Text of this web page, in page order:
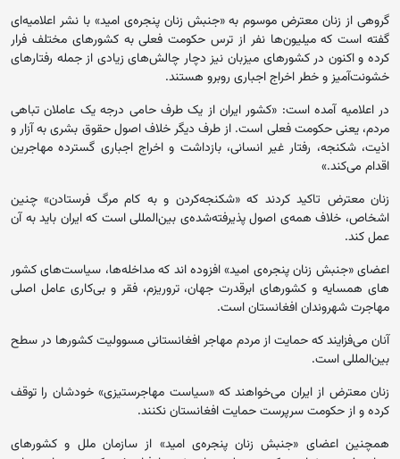
گروهی از زنان معترض موسوم به «جنبش زنان پنجره‌ی امید» با نشر اعلامیه‌ای
گفته است که میلیون‌ها نفر از ترس حکومت فعلی به کشورهای مختلف فرار
کرده و اکنون در کشورهای میزبان نیز دچار چالش‌های زیادی از جمله رفتارهای
خشونت‌آمیز و خطر اخراج اجباری روبرو هستند.
در اعلامیه‌ آمده است: «کشور ایران از یک طرف حامی درجه یک عاملان تباهی
مردم، یعنی حکومت فعلی است. از طرف دیگر خلاف اصول حقوق بشری به آزار و
اذیت، شکنجه، رفتار غیر انسانی، بازداشت و اخراج اجباری گسترده مهاجرین
اقدام می‌کند.»
زنان معترض تاکید کردند که «شکنجه‌کردن و به کام مرگ فرستادن» چنین
اشخاص، خلاف همه‌ی اصول پذیرفته‌شده‌ی بین‌المللی‌ است که ایران باید به آن
عمل کند.
اعضای «جنبش زنان پنجره‌ی امید» افزوده اند که مداخله‌ها، سیاست‌های کشور
های همسایه و کشورهای ابرقدرت جهان، تروریزم، فقر و بی‌کاری عامل اصلی
مهاجرت شهروندان افغانستان است.
آنان می‌فزایند که حمایت از مردم مهاجر افغانستانی مسوولیت کشورها در سطح
بین‌المللی است.
زنان معترض از ایران می‌خواهند که «سیاست مهاجرستیزی» خودشان را توقف
کرده و از حکومت سرپرست حمایت افغانستان نکنند.
همچنین اعضای «جنبش زنان پنجره‌ی امید» از سازمان ملل و کشورهای